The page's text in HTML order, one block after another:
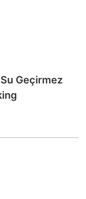
Geçirmez